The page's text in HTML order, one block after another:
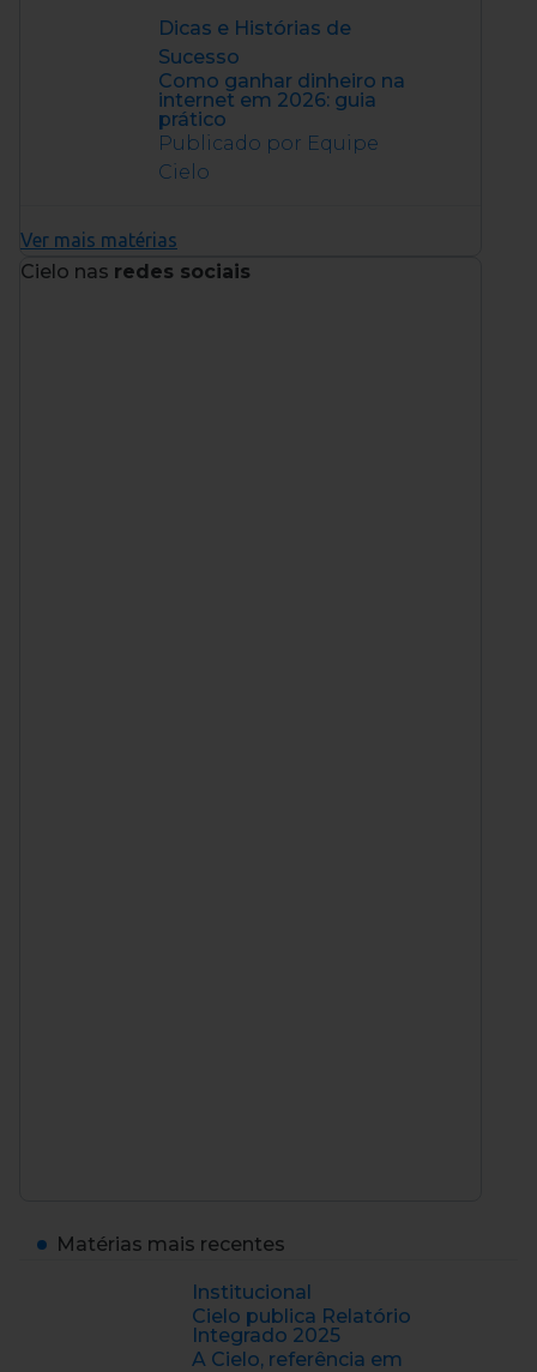
Dicas e Histórias de
Sucesso
Como ganhar dinheiro na
internet em 2026: guia
prático
Publicado por Equipe
Cielo
Ver mais matérias
Cielo nas redes sociais
Matérias mais recentes
Institucional
Cielo publica Relatório
Integrado 2025
A Cielo, referência em